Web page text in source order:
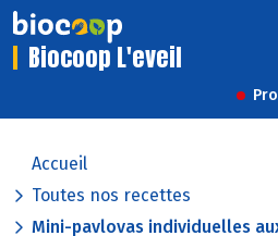
Biocoop L'eveil
Accueil
Toutes nos recettes
Mini-pavlovas individuelles